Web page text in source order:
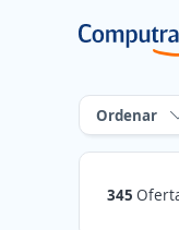
Ordenar
345 Ofertas